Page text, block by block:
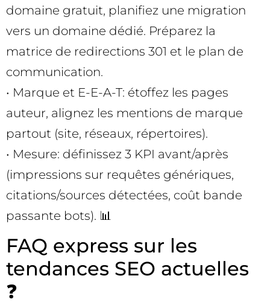
domaine gratuit, planifiez une migration
vers un domaine dédié. Préparez la
matrice de redirections 301 et le plan de
communication.
• Marque et E-E-A-T: étoffez les pages
auteur, alignez les mentions de marque
partout (site, réseaux, répertoires).
• Mesure: définissez 3 KPI avant/après
(impressions sur requêtes génériques,
citations/sources détectées, coût bande
passante bots). 📊
FAQ express sur les
tendances SEO actuelles
❓